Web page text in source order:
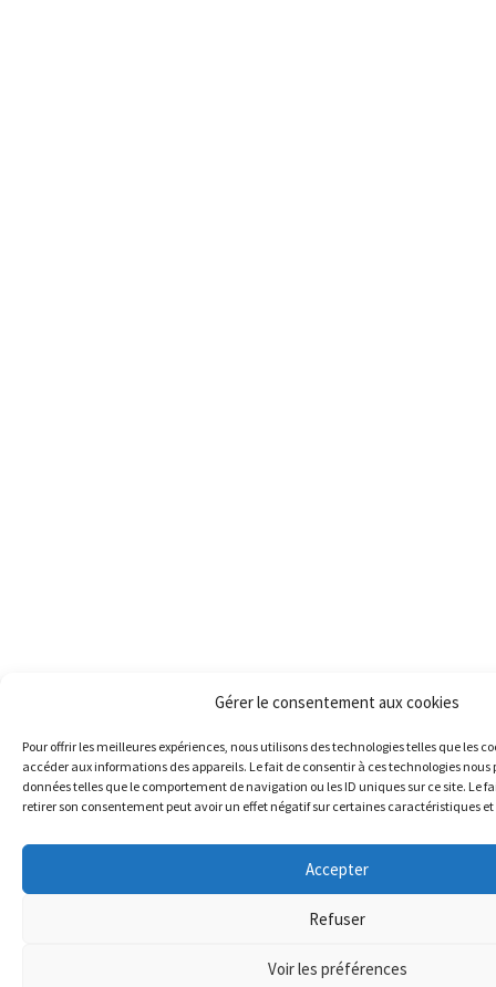
Gérer le consentement aux cookies
Pour offrir les meilleures expériences, nous utilisons des technologies telles que les
accéder aux informations des appareils. Le fait de consentir à ces technologies
données telles que le comportement de navigation ou les ID uniques sur ce site. Le
retirer son consentement peut avoir un effet négatif sur certaines caractéristiques
Accepter
Refuser
Voir les préférences